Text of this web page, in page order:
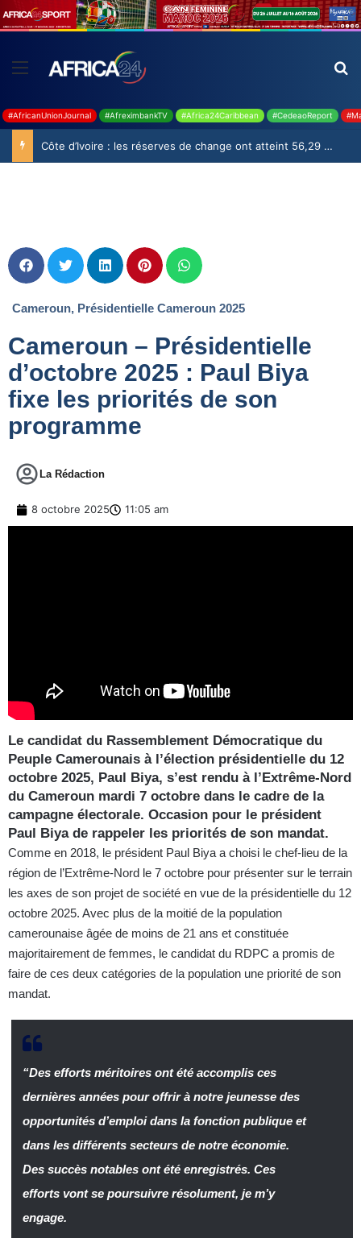
#AfricanUnionJournal #AfreximbankTV #Africa24Caribbean #CedeaoReport
Côte d’Ivoire : les réserves de change ont atteint 56,29 milliards USD en juillet
Cameroun, Présidentielle Cameroun 2025
Cameroun – Présidentielle
d’octobre 2025 : Paul Biya
fixe les priorités de son
programme
La Rédaction
8 octobre 2025 11:05 am
Le candidat du Rassemblement Démocratique du
Peuple Camerounais à l’élection présidentielle du 12
octobre 2025, Paul Biya, s’est rendu à l’Extrême-Nord
du Cameroun mardi 7 octobre dans le cadre de la
campagne électorale. Occasion pour le président
Paul Biya de rappeler les priorités de son mandat.
Comme en 2018, le président Paul Biya a choisi le chef-lieu de la
région de l’Extrême-Nord le 7 octobre pour présenter sur le terrain
les axes de son projet de société en vue de la présidentielle du 12
octobre 2025. Avec plus de la moitié de la population
camerounaise âgée de moins de 21 ans et constituée
majoritairement de femmes, le candidat du RDPC a promis de
faire de ces deux catégories de la population une priorité de son
mandat.
“Des efforts méritoires ont été accomplis ces
dernières années pour offrir à notre jeunesse des
opportunités d’emploi dans la fonction publique et
dans les différents secteurs de notre économie.
Des succès notables ont été enregistrés. Ces
efforts vont se poursuivre résolument, je m’y
engage.